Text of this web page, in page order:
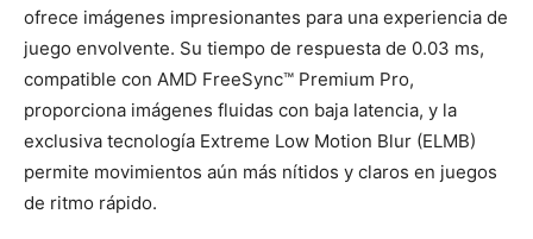
ofrece imágenes impresionantes para una experiencia de
juego envolvente. Su tiempo de respuesta de 0.03 ms,
compatible con AMD FreeSync™ Premium Pro,
proporciona imágenes fluidas con baja latencia, y la
exclusiva tecnología Extreme Low Motion Blur (ELMB)
permite movimientos aún más nítidos y claros en juegos
de ritmo rápido.